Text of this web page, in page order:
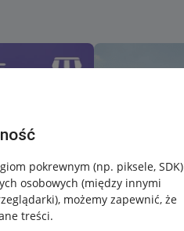
pokrewnym (np. piksele, SDK)
osobowych (między innymi
, możemy zapewnić, że
treści.